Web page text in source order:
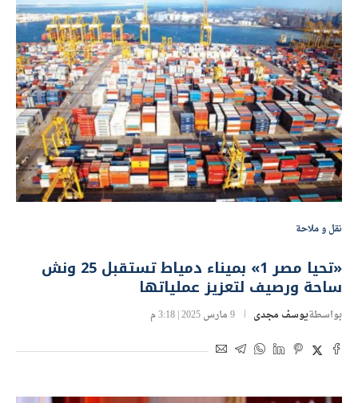
نقل و ملاحة
«تحيا مصر 1» بميناء دمياط تستقبل 25 ونش
ساحة ورصيف لتعزيز عملياتها
بواسطةيوسف مجدى 9 مارس 2025 | 3:18 م